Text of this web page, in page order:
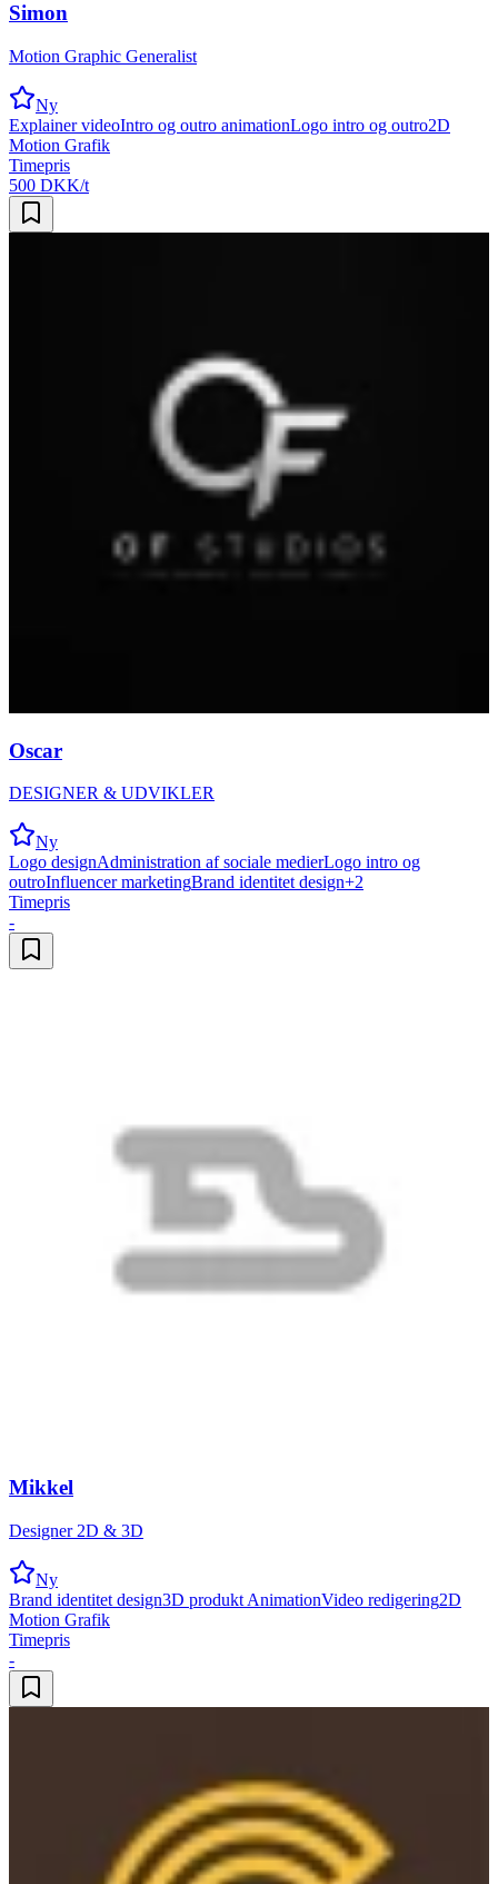
Simon
Motion Graphic Generalist
Ny
Explainer videoIntro og outro animationLogo intro og outro2D
Motion Grafik
Timepris
500 DKK/t
Oscar
DESIGNER & UDVIKLER
Ny
Logo designAdministration af sociale medierLogo intro og
outroInfluencer marketingBrand identitet design+2
Timepris
-
Mikkel
Designer 2D & 3D
Ny
Brand identitet design3D produkt AnimationVideo redigering2D
Motion Grafik
Timepris
-